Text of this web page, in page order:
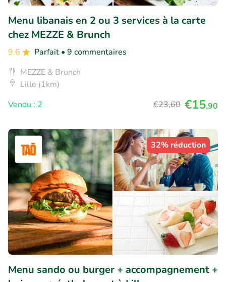
Menu libanais en 2 ou 3 services à la carte
chez MEZZE & Brunch
9.6 Parfait • 9 commentaires
MEZZE & Brunch
Lille (1km)
Vendu : 2
€23,60 €15,90
32% réduction
Menu sando ou burger + accompagnement +